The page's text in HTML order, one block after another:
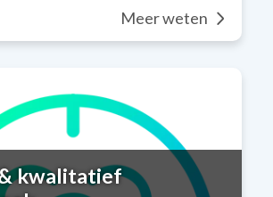
Meer weten
kwalitatief